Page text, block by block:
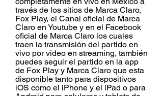
través de los sitios de Marca Claro,
Fox Play, el Canal oficial de Marca
Claro en Youtube y en el Facebook
oficial de Marca Claro los cuales
traen la transmisión del partido en
vivo por video en streaming, también
puedes seguir el partido en la app
de Fox Play y Marca Claro que esta
disponible tanto para dispositivos
iOS como el iPhone y el iPad o para